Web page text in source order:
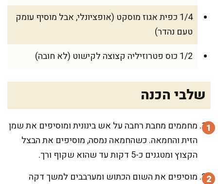
1/4 כפית אגוז מוסקט (אופציונלי, אבל מוסיף עומק
טעם נהדר)
1/2 כוס פטרוזיליה קצוצה לקישוט (לא חובה)
שלבי הכנה
מחממים מחבת רחבה על אש בינונית ומוסיפים את שמן
הזית והחמאה. כשהחמאה נמסה, מוסיפים את הבצל
הקצוץ ומטגנים כ-5 דקות עד שהוא שקוף ורך.
מוסיפים את השום הכתוש ומערבבים למשך דקה